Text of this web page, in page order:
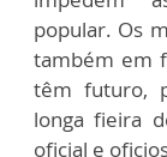
popular. Os
também em
têm futuro,
longa fieira
oficial e